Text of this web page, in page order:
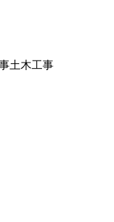
土木工事